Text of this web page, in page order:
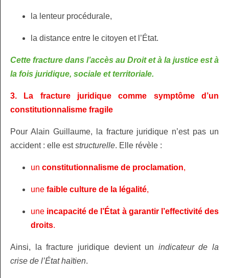
la lenteur procédurale,
la distance entre le citoyen et l’État.
Cette fracture dans l’accès au Droit et à la justice est à
la fois juridique, sociale et territoriale.
3. La fracture juridique comme symptôme d’un
constitutionnalisme fragile
Pour Alain Guillaume, la fracture juridique n’est pas un
accident : elle eststructurelle. Elle révèle :
un constitutionnalisme de proclamation,
une faible culture de la légalité,
une incapacité de l’État à garantir l’effectivité des
droits.
Ainsi, la fracture juridique devient un indicateur de la
crise de l’État haïtien.